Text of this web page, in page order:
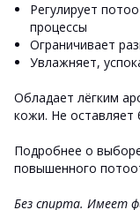
Регулирует
процессы
Ограничивает
Увлажняет,
Обладает лёгким
кожи. Не оставляет
Подробнее о
повышенного
Без спирта. Имеет